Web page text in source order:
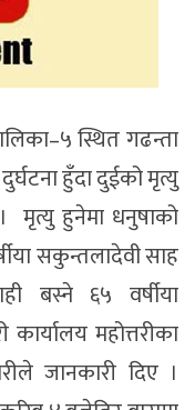
स्थित गढन्ता
हुँदा दुईको मृत्यु
हुनेमा धनुषाको
सकुन्तलादेवी साह
बस्ने ६५ वर्षीया
कार्यालय महोत्तरीका
जानकारी दिए ।